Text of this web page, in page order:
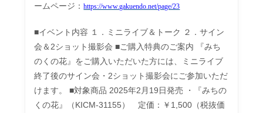
ームページ：https://www.gakuendo.net/page/23
■イベント内容 １．ミニライブ＆トーク ２．サイン
会＆2ショット撮影会 ■ご購入特典のご案内 『みち
のくの花』をご購入いただいた方には、ミニライブ
終了後のサイン会・2ショット撮影会にご参加いただ
けます。 ■対象商品 2025年2月19日発売 ・『みちの
くの花』（KICM-31155）　定価：￥1,500（税抜価